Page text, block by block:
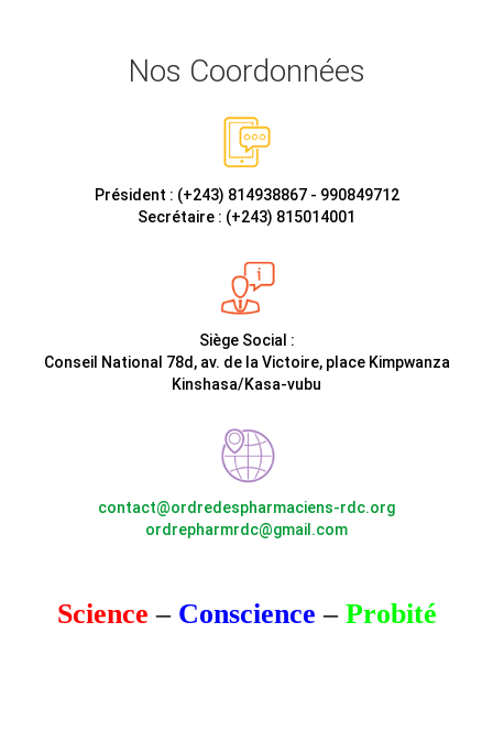
Nos Coordonnées
Président : (+243) 814938867 - 990849712
Secrétaire : (+243) 815014001
Siège Social :
Conseil National 78d, av. de la Victoire, place Kimpwanza
Kinshasa/Kasa-vubu
contact@ordredespharmaciens-rdc.org
ordrepharmrdc@gmail.com
Science – Conscience – Probité